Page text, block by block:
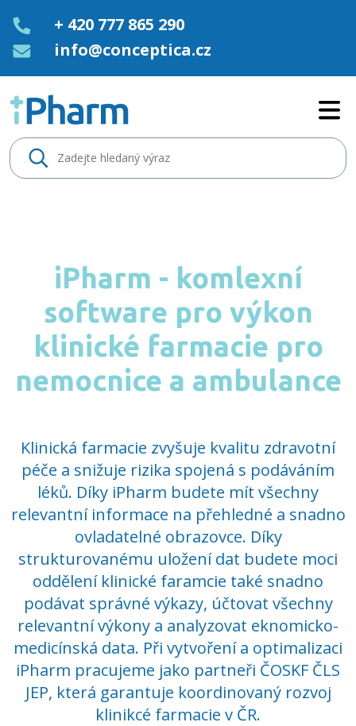
+ 420 777 865 290
info@conceptica.cz
iPharm - komlexní
software pro výkon
klinické farmacie pro
nemocnice a ambulance
Klinická farmacie zvyšuje kvalitu zdravotní
péče a snižuje rizika spojená s podáváním
léků. Díky iPharm budete mít všechny
relevantní informace na přehledné a snadno
ovladatelné obrazovce. Díky
strukturovanému uložení dat budete moci
oddělení klinické faramcie také snadno
podávat správné výkazy, účtovat všechny
relevantní výkony a analyzovat eknomicko-
medicínská data. Při vytvoření a optimalizaci
iPharm pracujeme jako partneři ČOSKF ČLS
JEP, která garantuje koordinovaný rozvoj
klinikcé farmacie v ČR.